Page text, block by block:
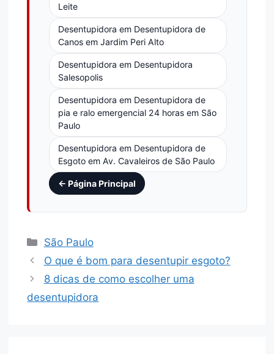
Leite
Desentupidora em Desentupidora de
Canos em Jardim Peri Alto
Desentupidora em Desentupidora
Salesopolis
Desentupidora em Desentupidora de
pia e ralo emergencial 24 horas em São
Paulo
Desentupidora em Desentupidora de
Esgoto em Av. Cavaleiros de São Paulo
← Página Principal
São Paulo
O que é bom para desentupir esgoto?
8 dicas de como escolher uma
desentupidora